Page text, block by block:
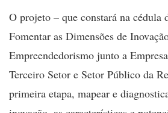
O projeto – que constará na cédula
Fomentar as Dimensões de
Empreendedorismo junto a
Terceiro Setor e Setor Público da
primeira etapa, mapear e